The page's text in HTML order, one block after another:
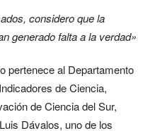
considero que la
generado falta a la verdad»
pertenece al Departamento
de Ciencia,
de Ciencia del Sur,
Dávalos, uno de los